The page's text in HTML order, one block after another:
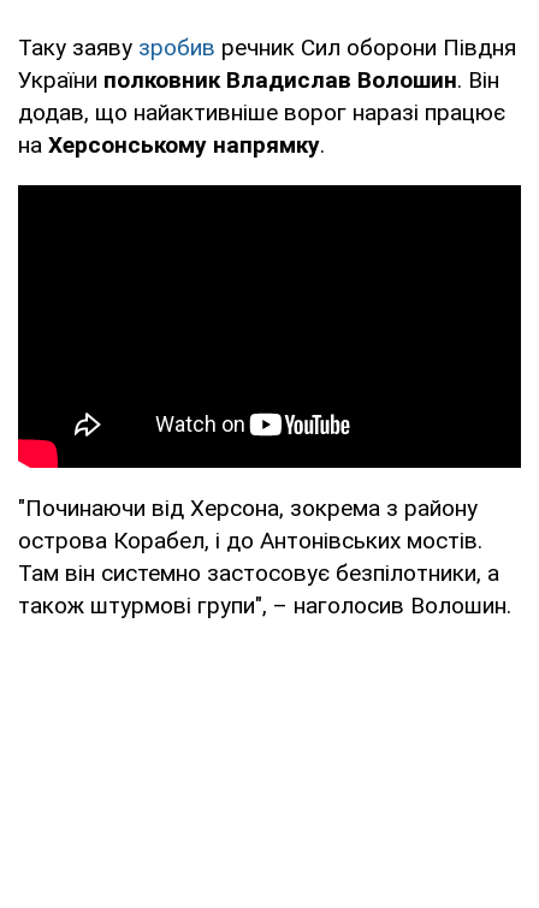
Таку заяву зробив речник Сил оборони Півдня
України полковник Владислав Волошин. Він
додав, що найактивніше ворог наразі працює
на Херсонському напрямку.
"Починаючи від Херсона, зокрема з району
острова Корабел, і до Антонівських мостів.
Там він системно застосовує безпілотники, а
також штурмові групи", – наголосив Волошин.